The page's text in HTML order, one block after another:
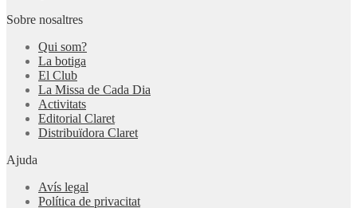
Sobre nosaltres
Qui som?
La botiga
El Club
La Missa de Cada Dia
Activitats
Editorial Claret
Distribuïdora Claret
Ajuda
Avís legal
Política de privacitat